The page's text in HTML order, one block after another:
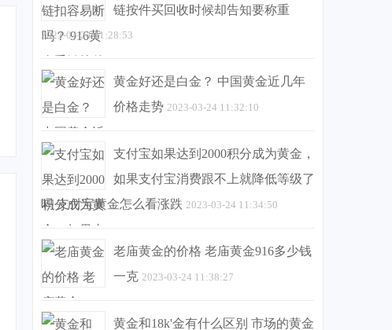
链按件买回收时候却告知要称重
2023-03-24 11:28:53
黄金好还是白金？ 中国黄金近几年
价格走势 2023-03-24 11:32:10
支付宝如果达到2000积分成为黄金，
如果支付宝消费跟不上就降低等级了
吗 支付宝黄金怎么看涨跌 2023-03-24 11:34:50
老庙黄金的价格 老庙黄金916多少钱
一克 2023-03-24 11:38:27
黄金和18k'金有什么区别 市场的黄金